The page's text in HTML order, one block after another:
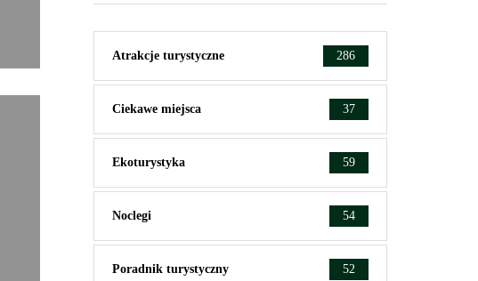
Atrakcje turystyczne 286
Ciekawe miejsca 37
Ekoturystyka 59
Noclegi 54
Poradnik turystyczny 52